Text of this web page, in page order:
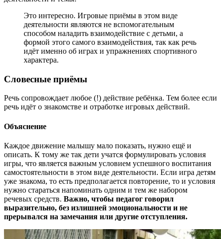
Это интересно. Игровые приёмы в этом виде
деятельности являются не вспомогательным
способом наладить взаимодействие с детьми, а
формой этого самого взаимодействия, так как речь
идёт именно об играх и упражнениях спортивного
характера.
Словесные приёмы
Речь сопровождает любое (!) действие ребёнка. Тем более если
речь идёт о знакомстве и отработке игровых действий.
Объяснение
Каждое движение малышу мало показать, нужно ещё и
описать. К тому же так дети учатся формулировать условия
игры, что является важным условием успешного воспитания
самостоятельности в этом виде деятельности. Если игра детям
уже знакома, то есть предполагается повторение, то и условия
нужно стараться напоминать одним и тем же набором
речевых средств. Важно, чтобы педагог говорил
выразительно, без излишней эмоциональности и не
прерывался на замечания или другие отступления.